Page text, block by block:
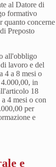
al Datore di
formativo
quanto concerne
Preposto
all'obbligo
lavoro e del
4 a 8 mesi o
in
18
4 mesi o con
per
e
e